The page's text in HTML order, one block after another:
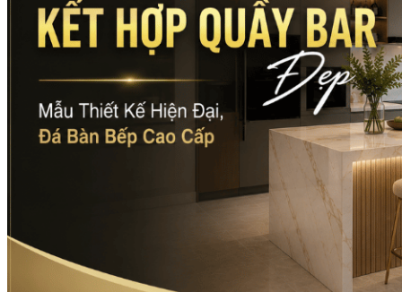
Đá Mosaic
Đá Onyx
Hoa Văn Đá
Đá Ốp Mặt Tiền
Đá tự nhiên
Đá Thạch Anh